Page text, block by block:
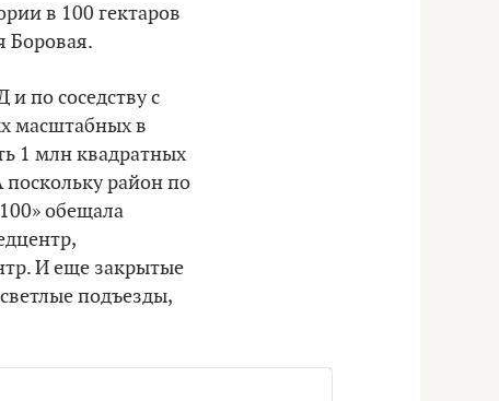
в 100 гектаров
Боровая.
по соседству с
масштабных в
1 млн квадратных
поскольку район по
обещала
И еще закрытые
подъезды,